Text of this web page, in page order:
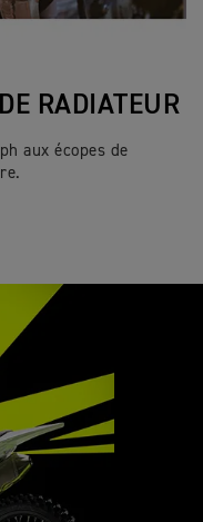
RADIATEUR
aux écopes de